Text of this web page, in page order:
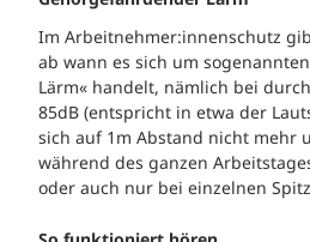
Im Arbeitnehmer:innenschutz
ab wann es sich um
Lärm« handelt, nämlich bei
85dB (entspricht in etwa der
sich auf 1m Abstand nicht mehr
während des ganzen
oder auch nur bei einzelnen